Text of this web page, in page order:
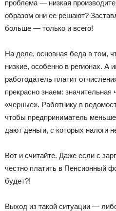
проблема — низкая
образом они ее решают?
больше — только и всего!
На деле, основная беда в том,
низкие, особенно в регионах. А
работодатель платит
прекрасно знаем:
«черные». Работнику в
чтобы предприниматель
дают деньги, с которых налоги
Вот и считайте. Даже если с
честно платить в Пенсионный
будет?!
Выход из такой ситуации —